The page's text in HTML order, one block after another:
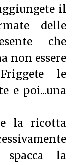
il
delle
che
non essere
le
e poi...una
la ricotta
spacca la